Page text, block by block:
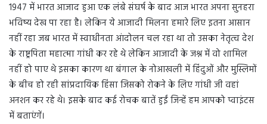
1947 में भारत आजाद हुआ एक लंबे संघर्ष के बाद आज भारत अपना सुनहरा
भविष्य देख पा रहा है। लेकिन ये आजादी मिलना हमारे लिए इतना आसान
नहीं रहा जब भारत में स्वाधीनता आंदोलन चल रहा था तो उसका नेतृत्व देश
के राष्ट्रपिता महात्मा गांधी कर रहे थे लेकिन आजादी के जश्न में वो शामिल
नहीं हो पाए थे इसका कारण था बंगाल के नोआखली में हिंदुओं और मुस्लिमों
के बीच हो रही सांप्रदायिक हिंसा जिसको रोकने के लिए गांधी जी वहां
अनशन कर रहे थे। इसके बाद कई रोचक बातें हुईं जिन्हें हम आपको प्वाइंटस
में बताएंगें।